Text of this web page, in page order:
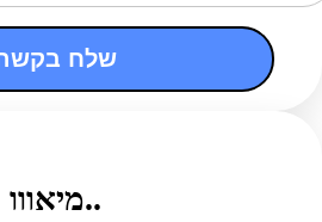
שלח בקשה
מיאווו..